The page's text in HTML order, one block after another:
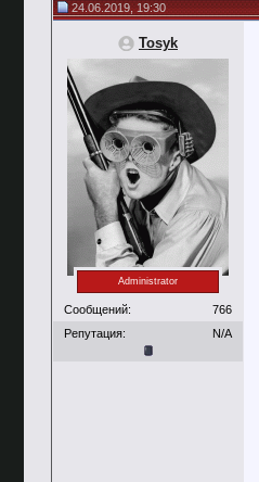
24.06.2019, 19:30
Tosyk
Administrator
Сообщений:
766
Репутация:
N/A